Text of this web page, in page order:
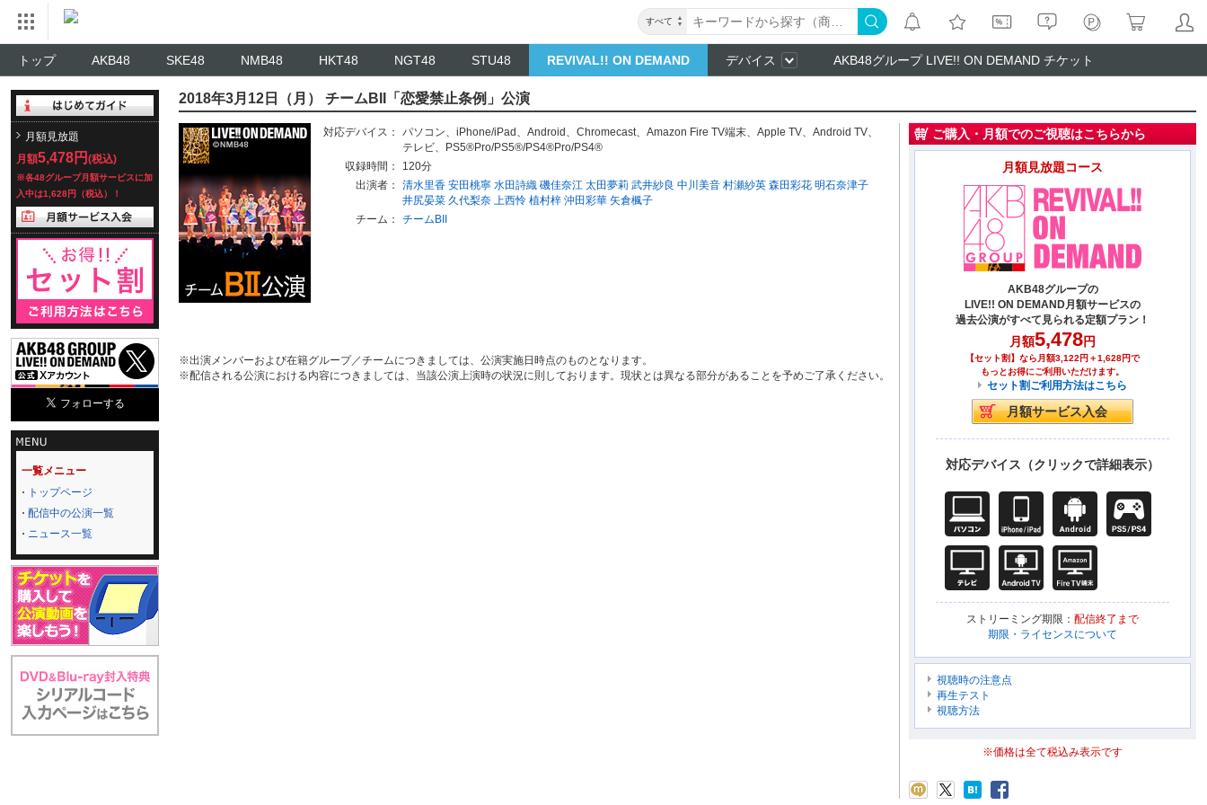
すべて
トップ AKB48 SKE48 NMB48 HKT48 NGT48 STU48 REVIVAL!! ON DEMAND デバイス AKB48グループ LIVE!! ON DEMAND チケット
月額見放題
月額5,478円 (税込)
※各48グループ月額サービスに加
入中は1,628円（税込）！
一覧メニュー
トップページ
配信中の公演一覧
ニュース一覧
2018年3月12日（月） チームBII「恋愛禁止条例」公演
対応デバイス： パソコン、 iPhone/iPad 、 Android 、 Chromecast、 Amazon Fire TV端末、 Apple TV、 Android TV、
テレビ、
PS5®Pro/PS5®/PS4®Pro/PS4®
収録時間：
120分
出演者：
清水里香 安田桃寧 水田詩織 磯佳奈江 太田夢莉 武井紗良 中川美音 村瀬紗英 森田彩花 明石奈津子
井尻晏菜 久代梨奈 上西怜 植村梓 沖田彩華 矢倉楓子
チーム：
チームBII
※出演メンバーおよび在籍グループ／チームにつきましては、公演実施日時点のものとなります。
※配信される公演における内容につきましては、当該公演上演時の状況に則しております。現状とは異なる部分があることを予めご了承ください。
ご購入・月額でのご視聴はこちらから
月額見放題コース
AKB48グループの
LIVE!! ON DEMAND月額サービスの
過去公演がすべて見られる定額プラン！
月額5,478円
【セット割】なら月額3,122円＋1,628円で
もっとお得にご利用いただけます。
セット割ご利用方法はこちら
対応デバイス（クリックで詳細表示）
ストリーミング期限： 配信終了まで
期限・ライセンスについて
視聴時の注意点
再生テスト
視聴方法
※価格は全て税込み表示です